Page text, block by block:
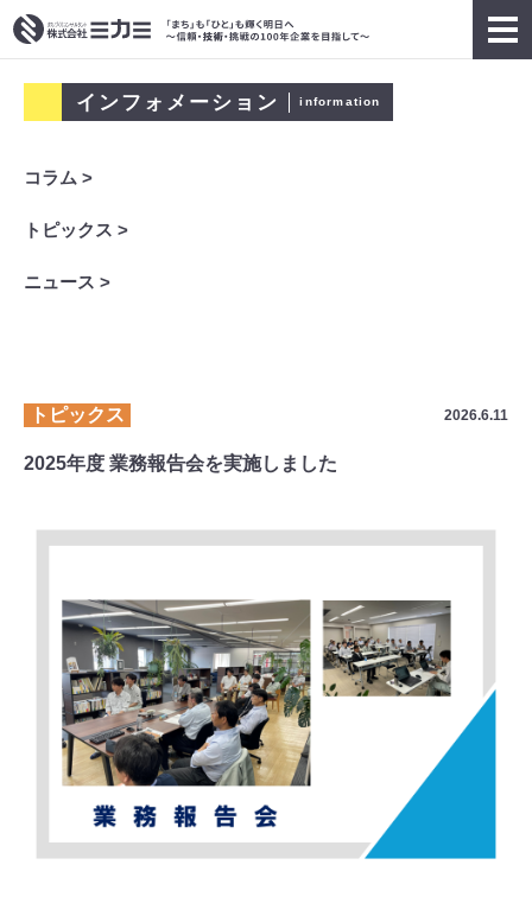
インフォメーション information
コラム >
トピックス >
ニュース >
トピックス 2026.6.11
2025年度 業務報告会を実施しました